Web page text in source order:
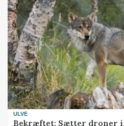
ULVE
Bekræftet: Sætter droner